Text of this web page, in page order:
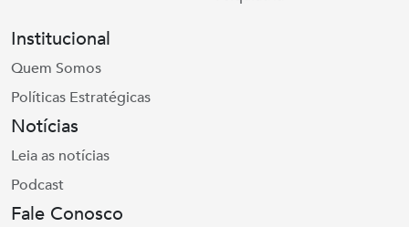
Institucional
Quem Somos
Políticas Estratégicas
Notícias
Leia as notícias
Podcast
Fale Conosco